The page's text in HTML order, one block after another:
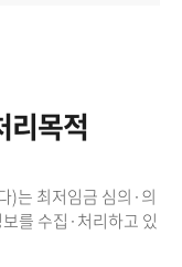
리목적
)는 최저임금 심의·의
를 수집·처리하고 있